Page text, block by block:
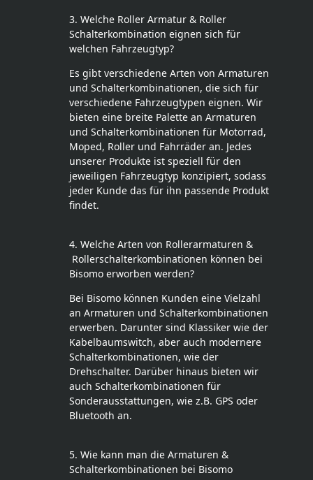
3. Welche Roller Armatur & Roller
Schalterkombination eignen sich für
welchen Fahrzeugtyp?
Es gibt verschiedene Arten von Armaturen
und Schalterkombinationen, die sich für
verschiedene Fahrzeugtypen eignen. Wir
bieten eine breite Palette an Armaturen
und Schalterkombinationen für Motorrad,
Moped, Roller und Fahrräder an. Jedes
unserer Produkte ist speziell für den
jeweiligen Fahrzeugtyp konzipiert, sodass
jeder Kunde das für ihn passende Produkt
findet.
4. Welche Arten von Rollerarmaturen &
Rollerschalterkombinationen können bei
Bisomo erworben werden?
Bei Bisomo können Kunden eine Vielzahl
an Armaturen und Schalterkombinationen
erwerben. Darunter sind Klassiker wie der
Kabelbaumswitch, aber auch modernere
Schalterkombinationen, wie der
Drehschalter. Darüber hinaus bieten wir
auch Schalterkombinationen für
Sonderausstattungen, wie z.B. GPS oder
Bluetooth an.
5. Wie kann man die Armaturen &
Schalterkombinationen bei Bisomo